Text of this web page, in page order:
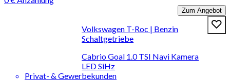
Zum Angebot
Volkswagen T-Roc | Benzin
Schaltgetriebe
Cabrio Goal 1.0 TSI Navi Kamera
LED SiHz
Privat- & Gewerbekunden